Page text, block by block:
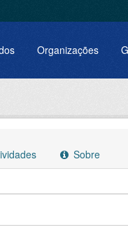
Organizações
Sobre